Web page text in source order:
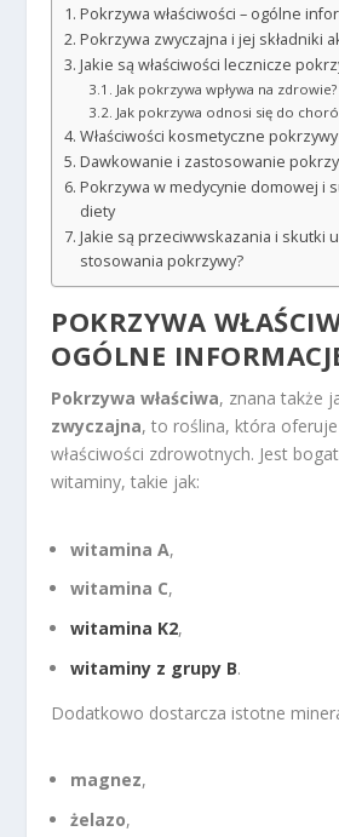
Pokrzywa właściwości – ogólne
Pokrzywa zwyczajna i jej składniki
Jakie są właściwości lecznicze
Jak pokrzywa wpływa na zdrowie?
Jak pokrzywa odnosi się do
Właściwości kosmetyczne pokrzywy
Dawkowanie i zastosowanie
Pokrzywa w medycynie domowej i
diety
Jakie są przeciwwskazania i skutki
stosowania pokrzywy?
POKRZYWA
OGÓLNE
Pokrzywa właściwa, znana także
zwyczajna, to roślina, która
właściwości zdrowotnych. Jest
witaminy, takie jak:
witamina A,
witamina C,
witamina K2,
witaminy z grupy B.
Dodatkowo dostarcza istotne
magnez,
żelazo,